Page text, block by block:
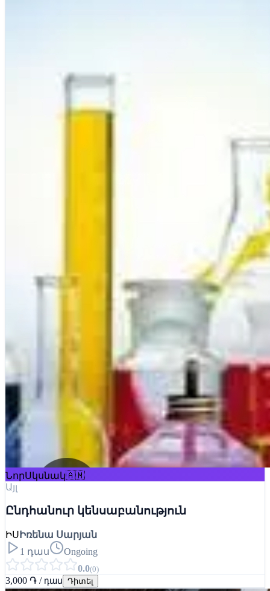
ՆորՍկսնակ🇦🇲
Այլ
Ընդհանուր կենսաբանություն
ԻՍ Իռենա Սարյան
1 դաս
Ongoing
0.0(0)
3,000 ֏ / դաս Դիտել